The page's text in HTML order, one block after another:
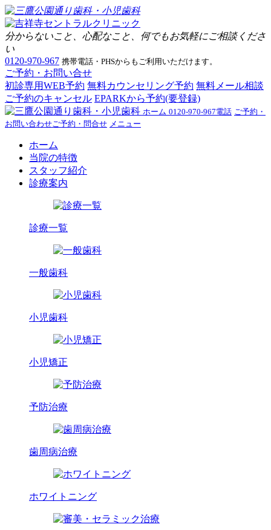
分からないこと、心配なこと、何でもお気軽にご相談くださ
い
0120-970-967 携帯電話・PHSからもご利用いただけます。
ご予約・お問い合せ
初診専用WEB予約 無料カウンセリング予約 無料メール相談
ご予約のキャンセル EPARKから予約(要登録)
ホーム 0120-970-967電話 ご予約・
お問い合わせご予約・問合せ メニュー
ホーム
当院の特徴
スタッフ紹介
診療案内
診療一覧
一般歯科
小児歯科
小児矯正
予防治療
歯周病治療
ホワイトニング